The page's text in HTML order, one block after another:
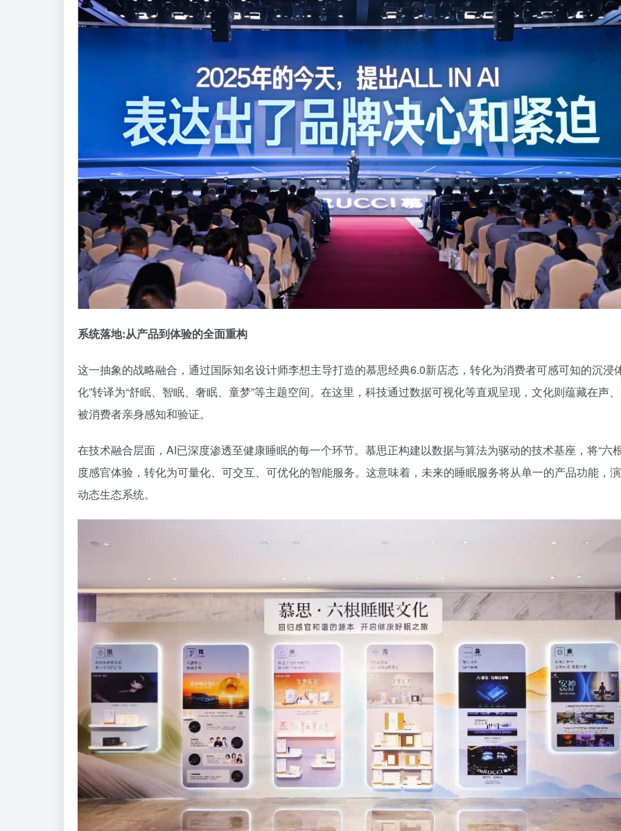
系统落地:从产品到体验的全面重构
这一抽象的战略融合，通过国际知名设计师李想主导打造的慕思经典6.0新店态，转化为消费者可感可知的沉浸
化”转译为“舒眠、智眠、奢眠、童梦”等主题空间。在这里，科技通过数据可视化等直观呈现，文化则蕴藏在声
被消费者亲身感知和验证。
在技术融合层面，AI已深度渗透至健康睡眠的每一个环节。慕思正构建以数据与算法为驱动的技术基座，将“六
度感官体验，转化为可量化、可交互、可优化的智能服务。这意味着，未来的睡眠服务将从单一的产品功能，
动态生态系统。